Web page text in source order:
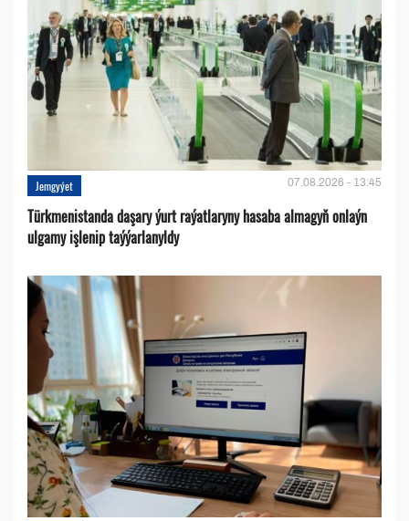
Jemgyýet 07.08.2026 - 13:45
Türkmenistanda daşary ýurt raýatlaryny hasaba almagyň onlaýn
ulgamy işlenip taýýarlanyldy